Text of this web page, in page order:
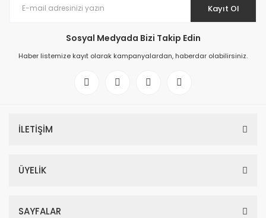
Kayıt Ol
Sosyal Medyada Bizi Takip Edin
Haber listemize kayıt olarak kampanyalardan, haberdar olabilirsiniz.
İLETİŞİM
ÜYELİK
SAYFALAR